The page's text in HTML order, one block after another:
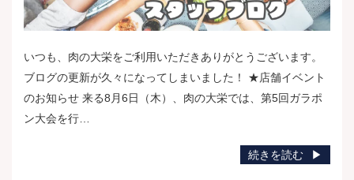
いつも、肉の大栄をご利用いただきありがとうございます。
ブログの更新が久々になってしまいました！ ★店舗イベント
のお知らせ 来る8月6日（木）、肉の大栄では、第5回ガラポ
ン大会を行…
続きを読む